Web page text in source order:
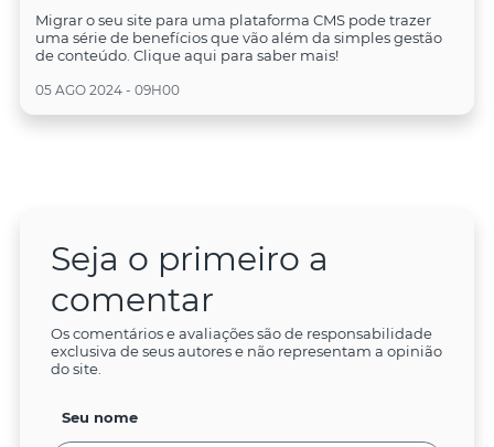
Migrar o seu site para uma plataforma CMS pode trazer
uma série de benefícios que vão além da simples gestão
de conteúdo. Clique aqui para saber mais!
05 AGO 2024 - 09H00
Seja o primeiro a
comentar
Os comentários e avaliações são de responsabilidade
exclusiva de seus autores e não representam a opinião
do site.
Seu nome